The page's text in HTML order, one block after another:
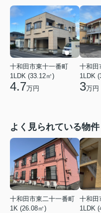
十和田市東十一番町
1LDK (33.12㎡)
4.7万円
十和田
1LDK
3万円
よく見られている物件
十和田市東二十一番町
1K (26.08㎡)
十和田
1LDK